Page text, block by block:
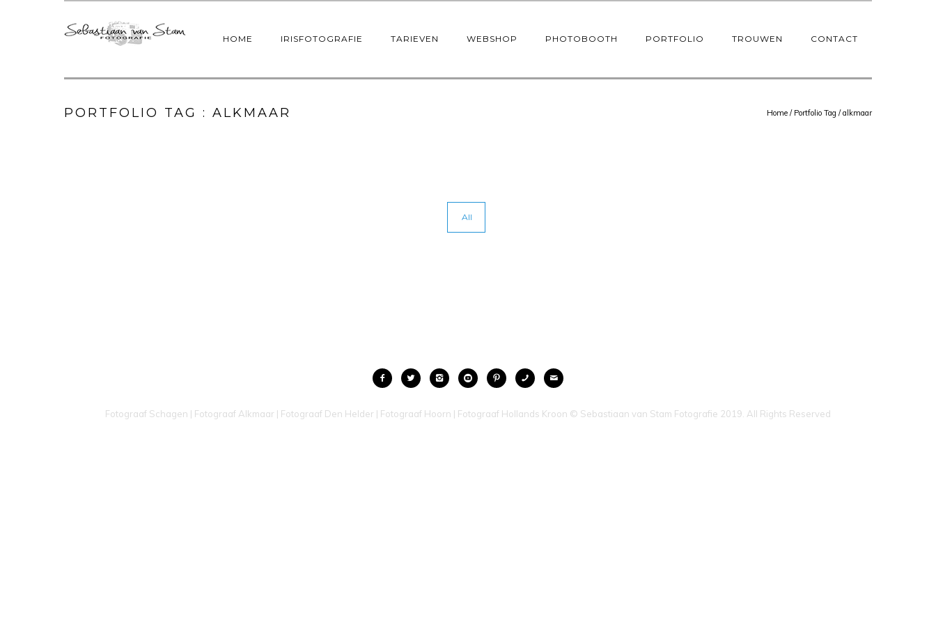
HOME IRISFOTOGRAFIE TARIEVEN WEBSHOP PHOTOBOOTH PORTFOLIO TROUWEN CONTACT
PORTFOLIO TAG : ALKMAAR Home / Portfolio Tag /alkmaar
All
Fotograaf Schagen | Fotograaf Alkmaar | Fotograaf Den Helder | Fotograaf Hoorn | Fotograaf Hollands Kroon © Sebastiaan van Stam Fotografie 2019. All Rights Reserved